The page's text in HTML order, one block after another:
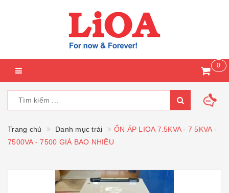
0
Trang chủ Danh mục trái
ỔN ÁP LIOA 7.5KVA - 7 5KVA -
7500VA - 7500 GIÁ BAO NHIÊU